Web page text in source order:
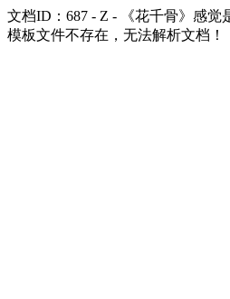
文档ID：687 - Z - 《花千骨》感
模板文件不存在，无法解析文档！